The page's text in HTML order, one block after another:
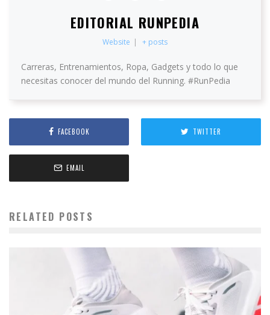
EDITORIAL RUNPEDIA
Website | + posts
Carreras, Entrenamientos, Ropa, Gadgets y todo lo que
necesitas conocer del mundo del Running. #RunPedia
FACEBOOK TWITTER
EMAIL
RELATED POSTS